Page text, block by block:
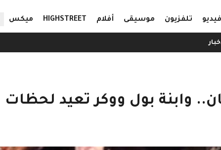
فيديو تلفزيون موسيقى أفلام HIGHSTREET ميكس
وابنة بول ووكر تعيد لحظات